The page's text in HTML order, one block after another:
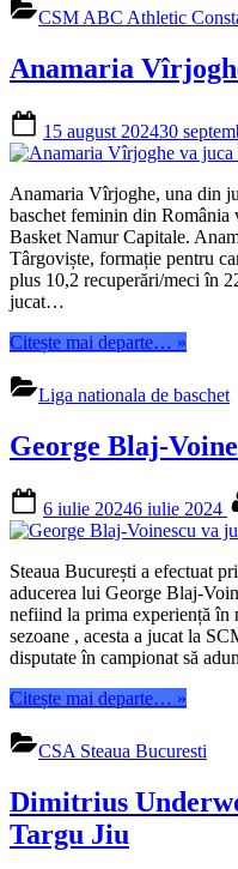
după
2
de
CSM ABC Athletic
Anamaria
on
15 august 202430
Anamaria Vîrjoghe, una din
baschet feminin din România
Basket Namur Capitale.
Târgoviște, formație pentru
plus 10,2 recuperări/meci în
jucat…
Citește mai departe…
va
juca
Belgia”
»
Liga nationala de baschet
George Blaj-
on
6 iulie 20246 iulie 2024
Steaua București a efectuat
aducerea lui George Blaj-
nefiind la prima experiență în
sezoane , acesta a jucat la
disputate în campionat să
Citește mai departe… “George
Voinescu
va
la
»
CSA Steaua Bucuresti
Dimitrius
Targu Jiu